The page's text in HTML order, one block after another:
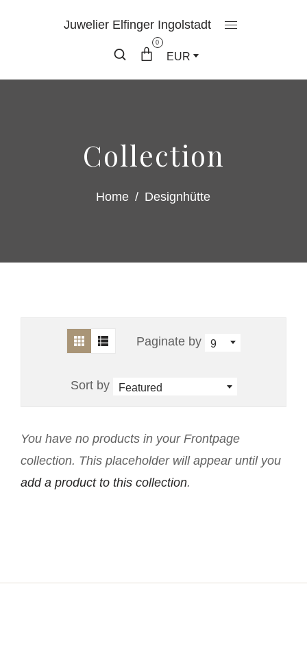
Juwelier Elfinger Ingolstadt
0
EUR
Collection
Home / Designhütte
Paginate by 9
Sort by Featured
You have no products in your Frontpage
collection. This placeholder will appear until you
add a product to this collection.